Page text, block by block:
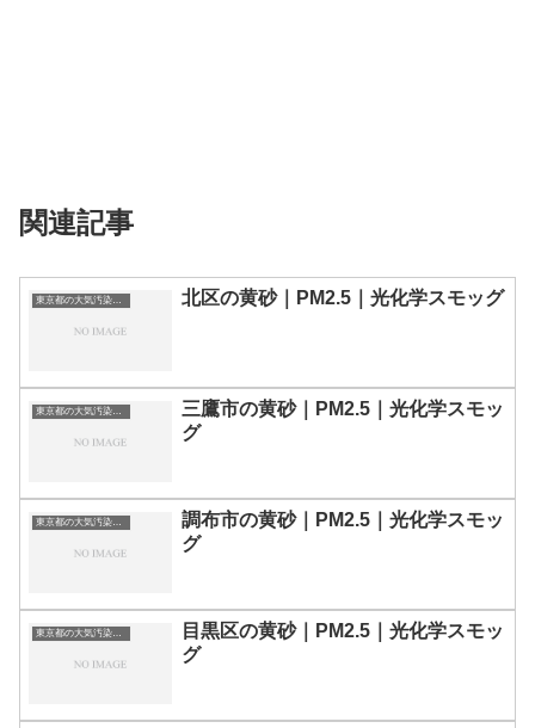
関連記事
東京都の大気汚染・PM2.5・黄砂・エアロゾルの数値 北区の黄砂｜PM2.5｜光化学スモッグ
東京都の大気汚染・PM2.5・黄砂・エアロゾルの数値
三鷹市の黄砂｜PM2.5｜光化学スモッ
グ
東京都の大気汚染・PM2.5・黄砂・エアロゾルの数値
調布市の黄砂｜PM2.5｜光化学スモッ
グ
東京都の大気汚染・PM2.5・黄砂・エアロゾルの数値
目黒区の黄砂｜PM2.5｜光化学スモッ
グ